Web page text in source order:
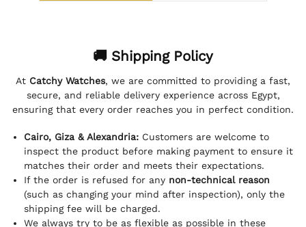
🚚 Shipping Policy
At Catchy Watches, we are committed to providing a fast,
secure, and reliable delivery experience across Egypt,
ensuring that every order reaches you in perfect condition.
Cairo, Giza & Alexandria: Customers are welcome to
inspect the product before making payment to ensure it
matches their order and meets their expectations.
If the order is refused for any non-technical reason
(such as changing your mind after inspection), only the
shipping fee will be charged.
We always try to be as flexible as possible in these